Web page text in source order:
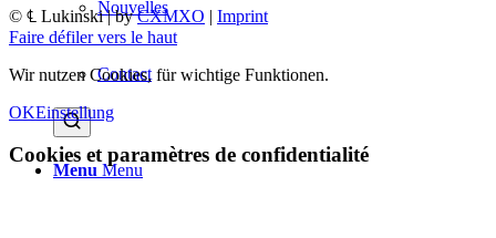
Nouvelles
Contact
Menu Menu
© ℄ Lukinski | byCXMXO | Imprint
Faire défiler vers le haut
Wir nutzen Cookies, für wichtige Funktionen.
OKEinstellung
Cookies et paramètres de confidentialité